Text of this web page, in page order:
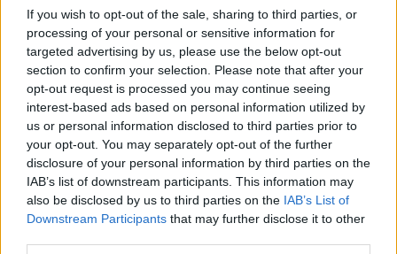
If you wish to opt-out of the sale, sharing to third parties, or
processing of your personal or sensitive information for
targeted advertising by us, please use the below opt-out
section to confirm your selection. Please note that after your
opt-out request is processed you may continue seeing
interest-based ads based on personal information utilized by
us or personal information disclosed to third parties prior to
your opt-out. You may separately opt-out of the further
disclosure of your personal information by third parties on the
IAB’s list of downstream participants. This information may
also be disclosed by us to third parties on the IAB’s List of
Downstream Participants that may further disclose it to other